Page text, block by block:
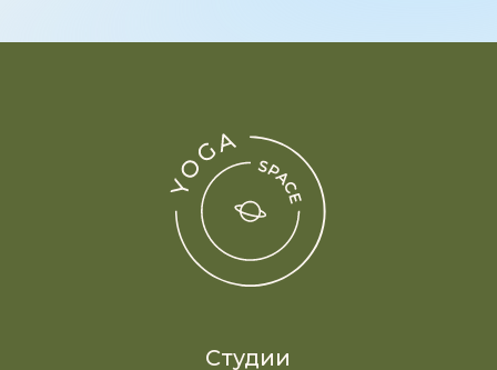
Публичная оферта
Реквизиты
Политика обработки персональных данных
Смотри нас в RuTube